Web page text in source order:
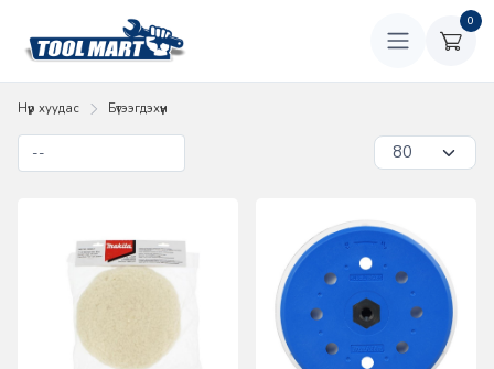
0
Нүүр хуудас Бүтээгдэхүүн